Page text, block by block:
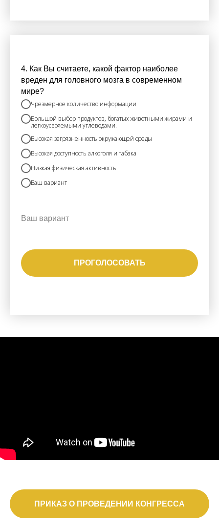
4. Как Вы считаете, какой фактор наиболее
вреден для головного мозга в современном
мире?
Чрезмерное количество информации
Большой выбор продуктов, богатых животными жирами и
легкоусвояемыми углеводами.
Высокая загрязненность окружающей среды
Высокая доступность алкоголя и табака
Низкая физическая активность
Ваш вариант
ПРОГОЛОСОВАТЬ
ПРИКАЗ О ПРОВЕДЕНИИ КОНГРЕССА